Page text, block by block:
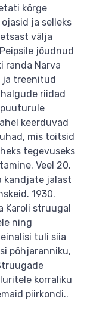
kõrge
ja selleks
välja
jõudnud
randa Narva
ja treenitud
riidad
keerduvad
mis toitsid
tegevuseks
Veel 20.
kandjate jalast
1930.
Karoli struugal
ning
tuli siia
põhjaranniku,
korraliku
piirkondi..